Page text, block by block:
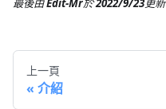
最後由Edit-Mr於2022/9/23更新
上一頁
介紹